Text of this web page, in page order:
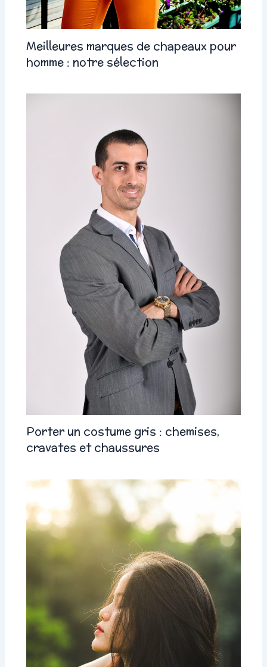
Meilleures marques de chapeaux pour
homme : notre sélection
Porter un costume gris : chemises,
cravates et chaussures